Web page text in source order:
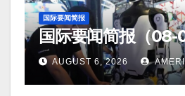
国际要闻简报
国际要闻简报（
AUGUST 6, 2026